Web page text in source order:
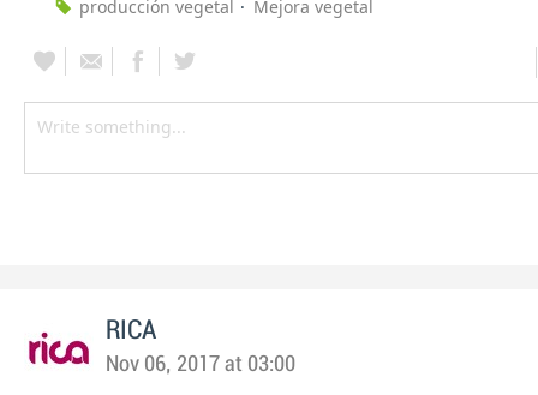
producción vegetal
Mejora vegetal
RICA
Nov 06, 2017 at 03:00